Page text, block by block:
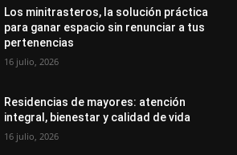
Los minitrasteros, la solución práctica
para ganar espacio sin renunciar a tus
pertenencias
16 julio, 2026
Residencias de mayores: atención
integral, bienestar y calidad de vida
16 julio, 2026